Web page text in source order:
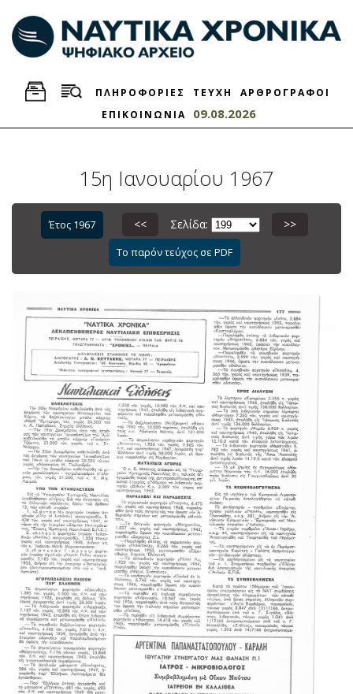
ΠΛΗΡΟΦΟΡΙΕΣ ΤΕΥΧΗ
ΑΡΘΡΟΓΡΑΦΟΙ
ΕΠΙΚΟΙΝΩΝΙΑ
09.08.2026
15η Ιανουαρίου 1967
Έτος 1967 << Σελίδα: >>
Το παρόν τεύχος σε PDF